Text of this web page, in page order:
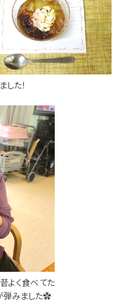
した！
昔よく食べてた
弾みました✿